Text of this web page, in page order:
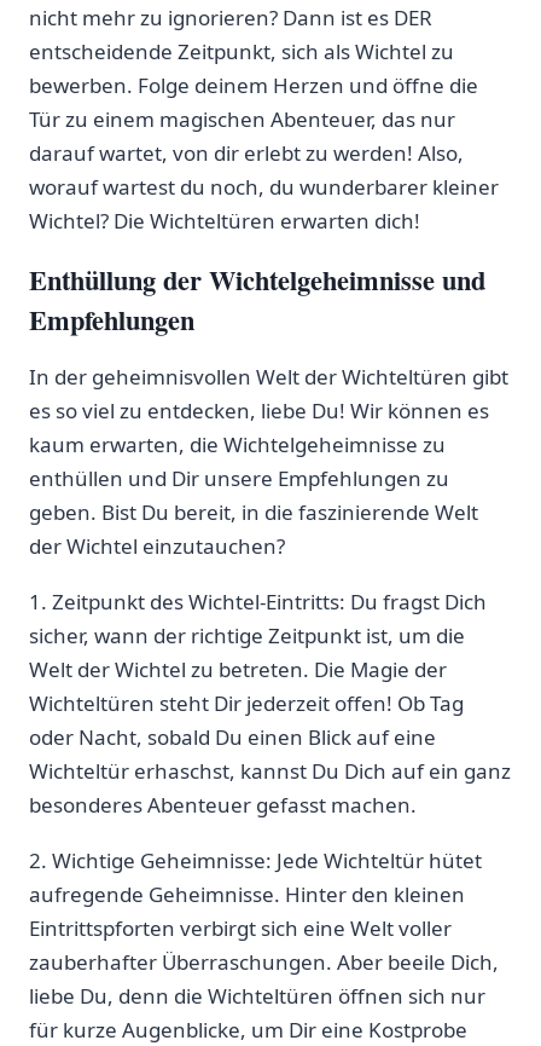
nicht mehr zu ignorieren? Dann ist‌ es DER
entscheidende Zeitpunkt, sich‍ als Wichtel zu
bewerben. Folge deinem Herzen und öffne die
Tür zu ‍einem magischen Abenteuer, das nur‌
darauf wartet, von dir erlebt zu werden! Also,‍
worauf wartest du noch, du wunderbarer kleiner
Wichtel? Die Wichteltüren erwarten dich!
Enthüllung der Wichtelgeheimnisse und
Empfehlungen
In der geheimnisvollen Welt der Wichteltüren gibt
es so viel zu entdecken, liebe Du! Wir können es
kaum erwarten, die Wichtelgeheimnisse zu
enthüllen und Dir unsere Empfehlungen zu
geben. Bist Du bereit, in die faszinierende Welt
der Wichtel einzutauchen?
1. Zeitpunkt des Wichtel-Eintritts: Du fragst Dich
sicher, wann der richtige Zeitpunkt ist, um die
Welt der Wichtel zu betreten. Die Magie der
Wichteltüren ​steht Dir jederzeit offen! Ob Tag
oder Nacht, sobald Du einen Blick auf eine
Wichteltür erhaschst, kannst ⁢Du Dich auf ein ganz
besonderes Abenteuer ​gefasst machen.
2. Wichtige Geheimnisse: Jede⁣ Wichteltür hütet
aufregende Geheimnisse. ⁤Hinter den kleinen
Eintrittspforten verbirgt sich eine Welt voller
zauberhafter Überraschungen. Aber beeile Dich,
liebe Du,​ denn die Wichteltüren öffnen sich nur
für kurze Augenblicke, um Dir ‍eine Kostprobe